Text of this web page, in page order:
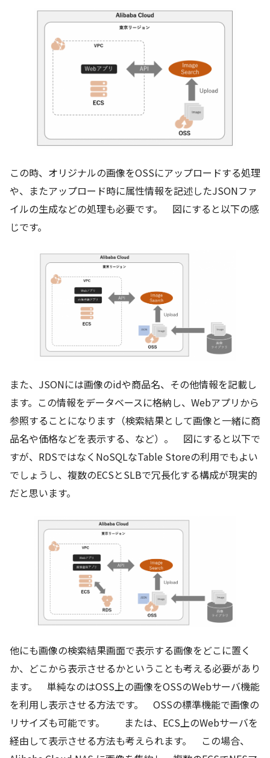
この時、オリジナルの画像をOSSにアップロードする処理
や、またアップロード時に属性情報を記述したJSONファ
イルの生成などの処理も必要です。 図にすると以下の感
じです。
また、JSONには画像のidや商品名、その他情報を記載し
ます。この情報をデータベースに格納し、Webアプリから
参照することになります（検索結果として画像と一緒に商
品名や価格などを表示する、など）。 図にすると以下で
すが、RDSではなくNoSQLなTable Storeの利用でもよい
でしょうし、複数のECSとSLBで冗長化する構成が現実的
だと思います。
他にも画像の検索結果画面で表示する画像をどこに置く
か、どこから表示させるかということも考える必要があり
ます。 単純なのはOSS上の画像をOSSのWebサーバ機能
を利用し表示させる方法です。 OSSの標準機能で画像の
リサイズも可能です。 または、ECS上のWebサーバを
経由して表示させる方法も考えられます。 この場合、